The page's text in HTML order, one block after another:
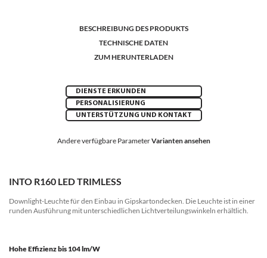
BESCHREIBUNG DES PRODUKTS
TECHNISCHE DATEN
ZUM HERUNTERLADEN
DIENSTE ERKUNDEN
PERSONALISIERUNG
UNTERSTÜTZUNG UND KONTAKT
Andere verfügbare ParameterVarianten ansehen
INTO R160 LED TRIMLESS
Downlight-Leuchte für den Einbau in Gipskartondecken. Die Leuchte ist in einer
runden Ausführung mit unterschiedlichen Lichtverteilungswinkeln erhältlich.
Hohe Effizienz bis 104 lm/W